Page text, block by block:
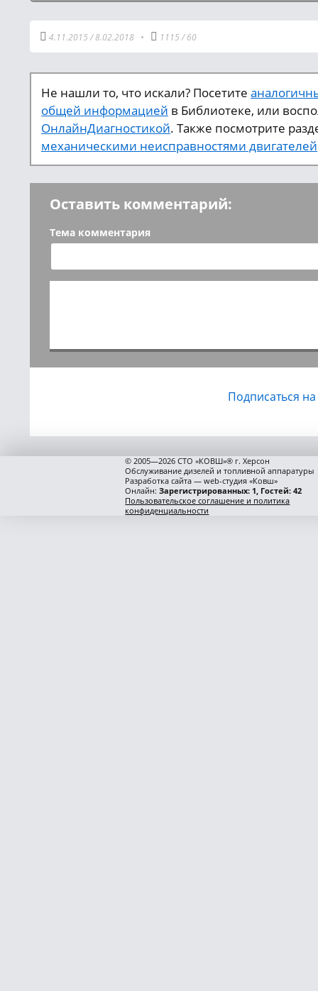
4.11.2015 /8.02.2018 • 1115 /60
Не нашли то, что искали? Посетите
общей информацией в Библиотеке, или
ОнлайнДиагностикой. Также посмотрите
механическими неисправностями двигателей
Оставить комментарий:
Тема комментария
Подписаться
© 2005—2026 СТО «КОВШ»® г. Херсон
Обслуживание дизелей и топливной аппаратуры
Разработка сайта — web-студия «Ковш»
Онлайн:Зарегистрированных: 1, Гостей: 42
Пользовательское соглашение и политика
конфиденциальности